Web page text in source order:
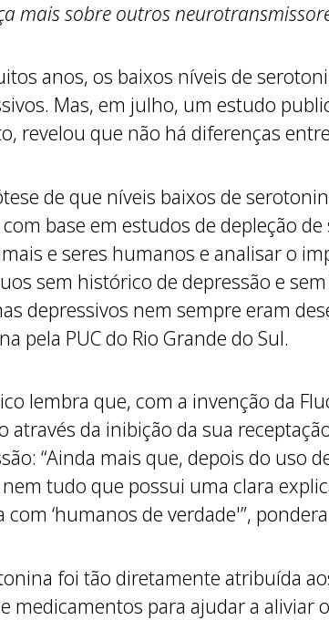
mais sobre outros
anos, os baixos níveis de
Mas, em julho, um estudo
revelou que não há diferenças
de que níveis baixos de
base em estudos de depleção
e seres humanos e analisar o
sem histórico de depressão e
depressivos nem sempre eram
pela PUC do Rio Grande do Sul.
lembra que, com a invenção da
através da inibição da sua
“Ainda mais que, depois do uso
tudo que possui uma clara
com ‘humanos de verdade'”,
foi tão diretamente atribuída
medicamentos para ajudar a aliviar